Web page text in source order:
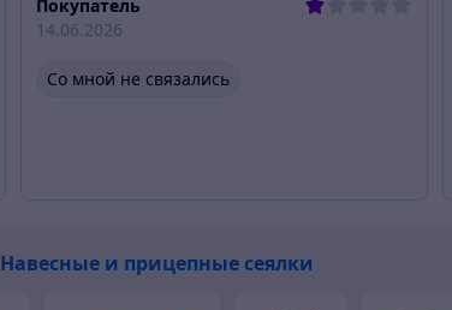
Покупатель
14.06.2026
Со мной не связались
Навесные и прицепные сеялки